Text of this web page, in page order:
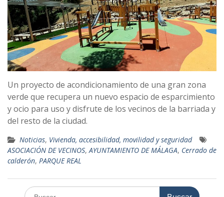
Un proyecto de acondicionamiento de una gran zona
verde que recupera un nuevo espacio de esparcimiento
y ocio para uso y disfrute de los vecinos de la barriada y
del resto de la ciudad.
Noticias, Vivienda, accesibilidad, movilidad y seguridad
ASOCIACIÓN DE VECINOS,AYUNTAMIENTO DE MÁLAGA, Cerrado de
calderón, PARQUE REAL
Buscar: